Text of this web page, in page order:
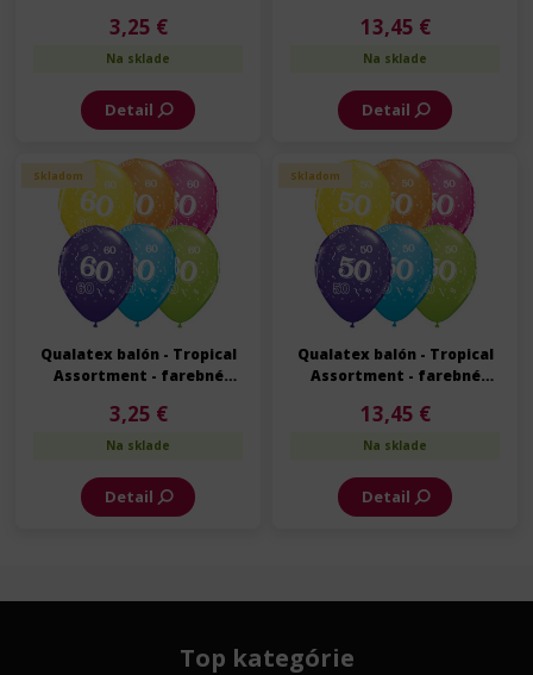
číslom 70 - 6 ks/bal
3,25 €
Na sklade
Detail
číslom 60 - 25 ks/bal
13,45 €
Na sklade
Detail
Skladom
Qualatex balón - Tropical
Assortment - farebné
číslom 60 - 6 ks/bal
3,25 €
Na sklade
Detail
Skladom
Qualatex balón - Tropical
Assortment - farebné
číslom 50 - 25 ks/bal
13,45 €
Na sklade
Detail
Top kategórie